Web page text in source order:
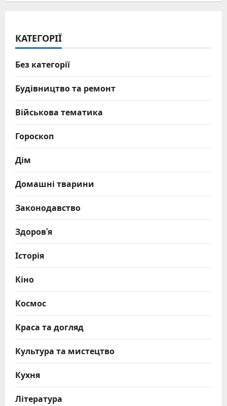
КАТЕГОРІЇ
Без категорії
Будівництво та ремонт
Військова тематика
Гороскоп
Дім
Домашні тварини
Законодавство
Здоров’я
Історія
Кіно
Космос
Краса та догляд
Культура та мистецтво
Кухня
Література